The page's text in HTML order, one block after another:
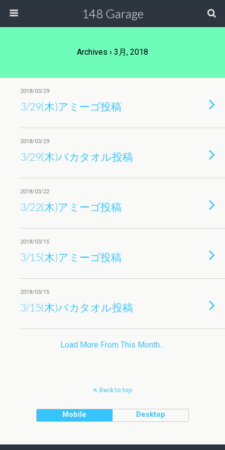
148 Garage
Archives › 3月, 2018
2018/03/29
3/29(木)アミーゴ投稿
2018/03/29
3/29(木)バカタオル投稿
2018/03/22
3/22(木)アミーゴ投稿
2018/03/15
3/15(木)アミーゴ投稿
2018/03/15
3/15(木)バカタオル投稿
Load More From This Month…
Back to top
Mobile Desktop